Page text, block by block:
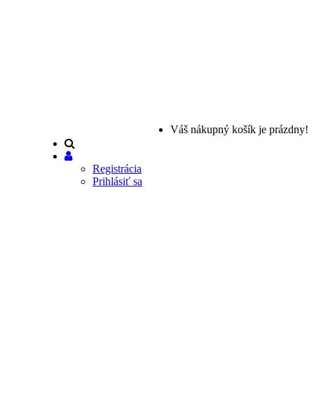
Váš nákupný košík je prázdny!
Registrácia
Prihlásiť sa